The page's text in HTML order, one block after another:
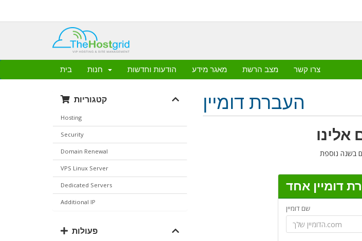
בית הודעות וחדשות מאגר מידע מצב הרשת צרו קשר
קטגוריות
Hosting
Security
Domain Renewal
VPS Linux Server
Dedicated Servers
Additional IP
פעולות
העברת דומיין
אלינו
דומיין אחד
שם דומיין